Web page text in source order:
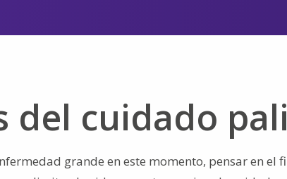
del cuidado
grande en este momento, pensar en el